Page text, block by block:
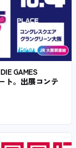
GAMES
ト。出展コンテ